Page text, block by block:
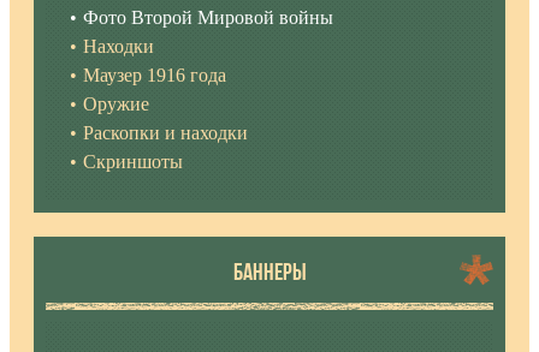
Фото Второй Мировой войны
Находки
Маузер 1916 года
Оружие
Раскопки и находки
Скриншоты
БАННЕРЫ